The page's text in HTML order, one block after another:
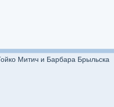
Митич и Барбара Брыльска